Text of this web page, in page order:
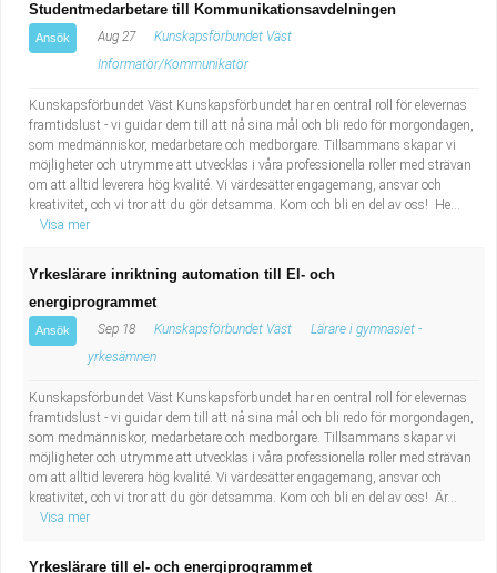
Studentmedarbetare till Kommunikationsavdelningen
Ansök Aug 27
Kunskapsförbundet Väst
Informatör/Kommunikatör
Kunskapsförbundet Väst Kunskapsförbundet har en central roll för elevernas
framtidslust - vi guidar dem till att nå sina mål och bli redo för morgondagen,
som medmänniskor, medarbetare och medborgare. Tillsammans skapar vi
möjligheter och utrymme att utvecklas i våra professionella roller med strävan
om att alltid leverera hög kvalité. Vi värdesätter engagemang, ansvar och
kreativitet, och vi tror att du gör detsamma. Kom och bli en del av oss! He...
Visa mer
Yrkeslärare inriktning automation till El- och
energiprogrammet
Ansök Sep 18 Kunskapsförbundet Väst
Lärare i gymnasiet -
yrkesämnen
Kunskapsförbundet Väst Kunskapsförbundet har en central roll för elevernas
framtidslust - vi guidar dem till att nå sina mål och bli redo för morgondagen,
som medmänniskor, medarbetare och medborgare. Tillsammans skapar vi
möjligheter och utrymme att utvecklas i våra professionella roller med strävan
om att alltid leverera hög kvalité. Vi värdesätter engagemang, ansvar och
kreativitet, och vi tror att du gör detsamma. Kom och bli en del av oss! Är...
Visa mer
Yrkeslärare till el- och energiprogrammet